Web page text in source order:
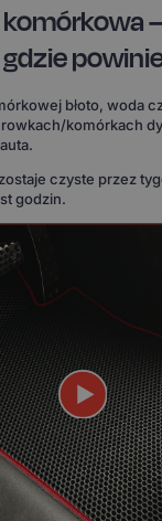
błoto, woda
komórkach
czyste przez
godzin.